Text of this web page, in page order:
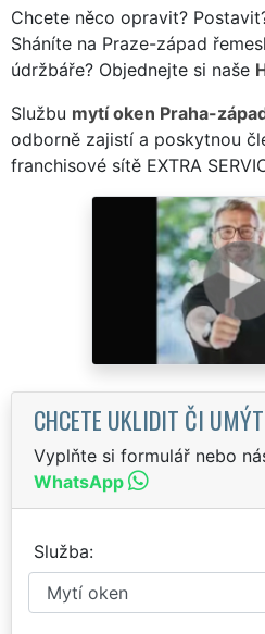
Chcete něco opravit?
Sháníte na Praze-západ
údržbáře? Objednejte si naše
Službu mytí oken Praha-
odborně zajistí a poskytnou
franchisové sítě EXTRA
CHCETE UKLIDIT ČI
Vyplňte si formulář nebo
WhatsApp
Služba